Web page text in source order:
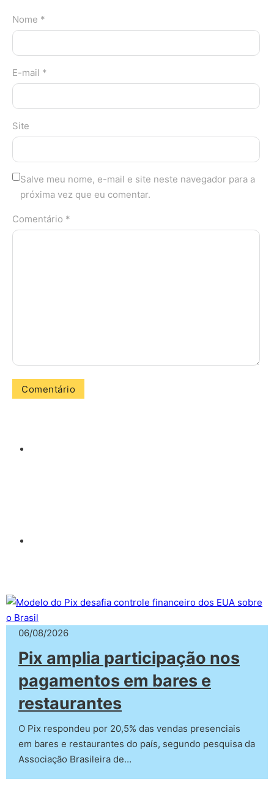
Nome *
E-mail *
Site
Salve meu nome, e-mail e site neste navegador para a
próxima vez que eu comentar.
Comentário *
06/08/2026
Pix amplia participação nos
pagamentos em bares e
restaurantes
O Pix respondeu por 20,5% das vendas presenciais
em bares e restaurantes do país, segundo pesquisa da
Associação Brasileira de…